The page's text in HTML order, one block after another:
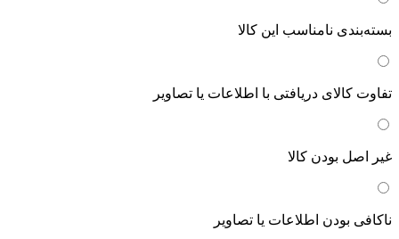
بسته‌بندی نامناسب این کالا
تفاوت کالای دریافتی با اطلاعات یا تصاویر
غیر اصل بودن کالا
ناکافی بودن اطلاعات یا تصاویر